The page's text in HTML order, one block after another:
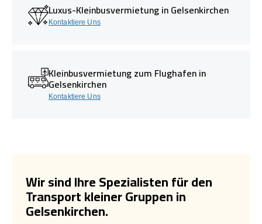
Luxus-Kleinbusvermietung in Gelsenkirchen
Kontaktiere Uns
Kleinbusvermietung zum Flughafen in
Gelsenkirchen
Kontaktiere Uns
Wir sind Ihre Spezialisten für den
Transport kleiner Gruppen in
Gelsenkirchen.